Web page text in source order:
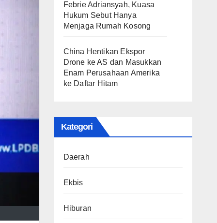
Febrie Adriansyah, Kuasa
Hukum Sebut Hanya
Menjaga Rumah Kosong
China Hentikan Ekspor
Drone ke AS dan Masukkan
Enam Perusahaan Amerika
ke Daftar Hitam
Kategori
Daerah
Ekbis
Hiburan